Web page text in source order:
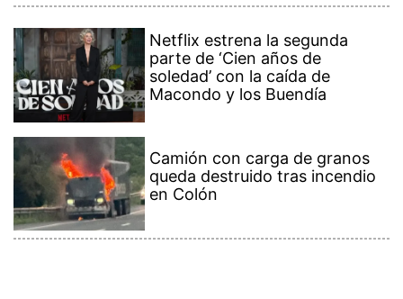
Netflix estrena la segunda
parte de ‘Cien años de
soledad’ con la caída de
Macondo y los Buendía
Camión con carga de granos
queda destruido tras incendio
en Colón